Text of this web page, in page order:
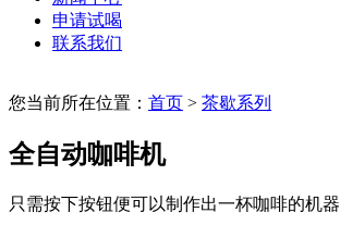
申请试喝
联系我们
您当前所在位置： 首页 > 茶歇系列
全自动咖啡机
只需按下按钮便可以制作出一杯咖啡的机器